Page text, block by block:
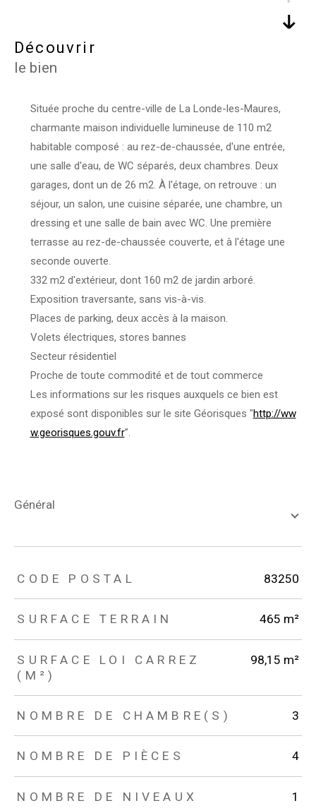
découvrir
le bien
Située proche du centre-ville de La Londe-les-Maures,
charmante maison individuelle lumineuse de 110 m2
habitable composé : au rez-de-chaussée, d'une entrée,
une salle d'eau, de WC séparés, deux chambres. Deux
garages, dont un de 26 m2. À l'étage, on retrouve : un
séjour, un salon, une cuisine séparée, une chambre, un
dressing et une salle de bain avec WC. Une première
terrasse au rez-de-chaussée couverte, et à l'étage une
seconde ouverte.
332 m2 d'extérieur, dont 160 m2 de jardin arboré.
Exposition traversante, sans vis-à-vis.
Places de parking, deux accès à la maison.
Volets électriques, stores bannes
Secteur résidentiel
Proche de toute commodité et de tout commerce
Les informations sur les risques auxquels ce bien est
exposé sont disponibles sur le site Géorisques "http://ww
w.georisques.gouv.fr”.
général
TRAD_ZEPHYR_Caracteristique TRAD_ZEPHYR_Valeurs
CODE POSTAL 83250
SURFACE TERRAIN 465 m²
SURFACE LOI CARREZ
(M²)
98,15 m²
NOMBRE DE CHAMBRE(S) 3
NOMBRE DE PIÈCES 4
NOMBRE DE NIVEAUX 1